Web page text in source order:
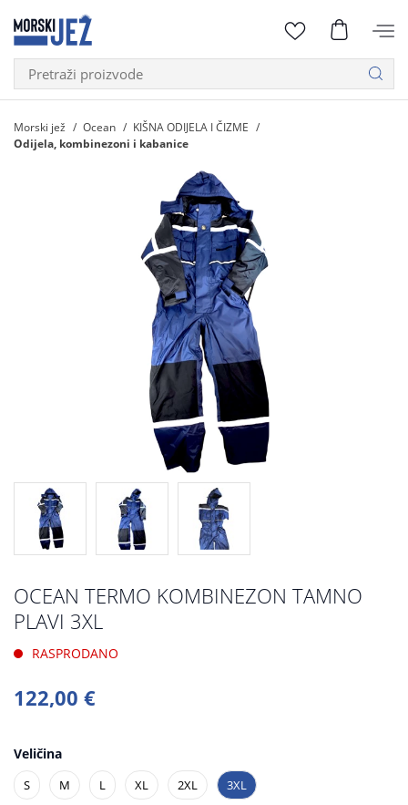
Morski jež Ocean KIŠNA ODIJELA I ČIZME
Odijela, kombinezoni i kabanice
OCEAN TERMO KOMBINEZON TAMNO
PLAVI 3XL
RASPRODANO
122,00 €
Veličina
S M L XL 2XL 3XL